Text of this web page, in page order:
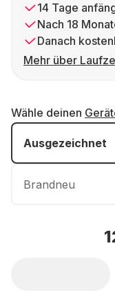
14 Tage
Nach 18
Danach
Mehr über
Wähle deinen
Ausgezeichnet
Brandneu